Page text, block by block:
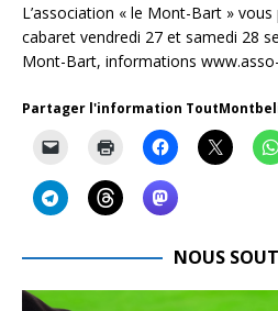
L’association « le Mont-Bart »
cabaret vendredi 27 et samedi 28
Mont-Bart, informations
Partager l'information
NOUS